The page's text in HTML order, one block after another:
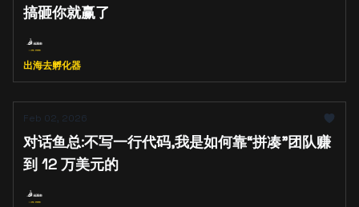
搞砸你就赢了
出海去孵化器
Feb 02, 2026
对话鱼总:不写一行代码,我是如何靠“拼凑”团队赚
到 12 万美元的